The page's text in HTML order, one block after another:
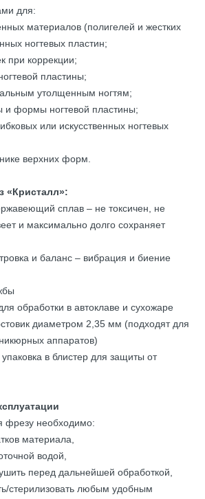
для:
материалов (полигелей и жестких
ногтевых пластин;
при коррекции;
пластины;
утолщенным ногтям;
и формы ногтевой пластины;
или искусственных ногтевых
верхних форм.
«Кристалл»:
сплав – не токсичен, не
и максимально долго сохраняет
и баланс – вибрация и биение
обработки в автоклаве и сухожаре
диаметром 2,35 мм (подходят для
аппаратов)
в блистер для защиты от
фрезу необходимо:
материала,
водой,
перед дальнейшей обработкой,
стерилизовать любым удобным